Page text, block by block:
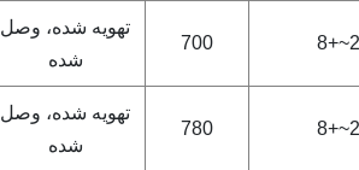
2~+8
700
تهویه شده، وصل
شده
2~+8
780
تهویه شده، وصل
شده